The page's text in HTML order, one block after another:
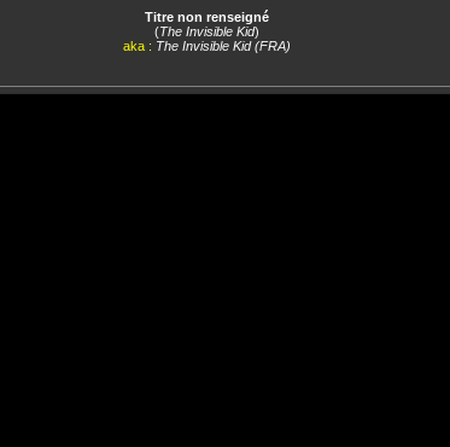
Titre non renseigné
(The Invisible Kid)
aka : The Invisible Kid (FRA)